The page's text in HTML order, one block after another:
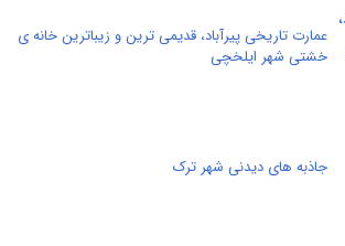
عمارت تاریخی پیرآباد، قدیمی ترین و زیباترین خانه ی
خشتی شهر ایلخچی
جاذبه های دیدنی شهر ترک